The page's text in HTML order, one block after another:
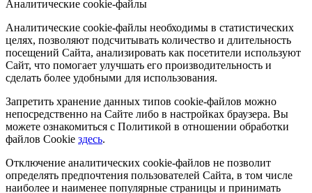
Аналитические cookie-файлы
Аналитические cookie-файлы необходимы в статистических
целях, позволяют подсчитывать количество и длительность
посещений Сайта, анализировать как посетители используют
Сайт, что помогает улучшать его производительность и
сделать более удобными для использования.
Запретить хранение данных типов cookie-файлов можно
непосредственно на Сайте либо в настройках браузера. Вы
можете ознакомиться с Политикой в отношении обработки
файлов Cookie здесь.
Отключение аналитических cookie-файлов не позволит
определять предпочтения пользователей Сайта, в том числе
наиболее и наименее популярные страницы и принимать